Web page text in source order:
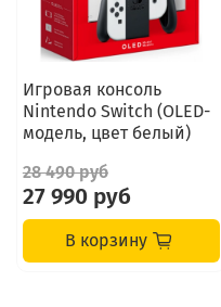
Игровая консоль
Nintendo Switch (OLED-
модель, цвет белый)
28 490 руб
27 990 руб
В корзину